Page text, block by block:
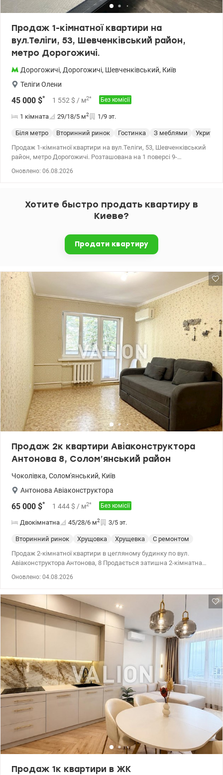
Продаж 1-кімнатної квартири на
вул.Теліги, 53, Шевченківський район,
метро Дорогожичі.
Дорогожичі, Дорогожичі, Шевченківський, Київ
Теліги Олени
45 000 $* 1 552 $ / м2* Без комісії
1 кімната 29/18/5 м2 1/9 эт.
Біля метро Вторинний ринок Гостинка З меблями
Укриття
Продаж 1-кімнатної квартири на вул.Теліги, 53, Шевченківський
район, метро Дорогожичі. Розташована на 1 поверсі 9-
чи орендного бізнесу. Зручна інфраструктура, до метро
Дорогожичі 10 хвилин пішки. Поруч парк, зупинка громадського
аптеки у пішій доступності. Ціна 45000 у.о.Без комісії. 0503842286,
0975300039 Алла, valion.ua/1555305
Оновлено: 06.08.2026
Хотите быстро продать квартиру в
Киеве?
Продати квартиру
Продаж 2к квартири Авіаконструктора
Антонова 8, Солом’янський район
Чоколівка, Солом'янський, Київ
Антонова Авіаконструктора
65 000 $* 1 444 $ / м2* Без комісії
Двокімнатна 45/28/6 м2 3/5 эт.
Вторинний ринок Хрущовка Хрущевка
С ремонтом
Продаж 2-кімнатної квартири в цегляному будинку по вул.
Авіаконструктора Антонова, 8 Продається затишна 2-кімнатна
власного проживання, так і для здачі в оренду. загальна площа
— 44,9 м²; житлова — 28,3 м²; кухня — 6 м²; 3 поверх; цегляний
будинок; роздільні кімнати; гарний житловий стан. Встановлені
кондиціонер; бойлер; пральна машина. У кількох хвилинах
пішки розташовані супермаркети АТБ, Фора, Новус продуктові
магазини, аптеки, відділення банків та Нової пошти. Поруч
працюють дитячі садки, школи та ліцеї, що особливо зручно для
сімей з дітьми. Для прогулянок і відпочинку - сквери і парки.
Неподалік знаходяться медичні заклади, спортивні клуби, кафе
та ресторани. Район має чудове транспортне сполучення —
поруч зупинки громадського транспорту, звідки легко дістатися
до станцій метро Вокзальна , Шулявська та до центру міста.
Відеоогляд за запитом. ціна 65000 у.о. тел. +380505143879 Наталя
Яшта valion.ua/1155177
Оновлено: 04.08.2026
Продаж 1к квартири в ЖК